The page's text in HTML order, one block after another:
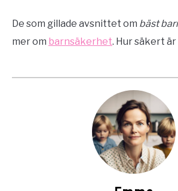
De som gillade avsnittet om bäst
mer om barnsäkerhet. Hur säkert